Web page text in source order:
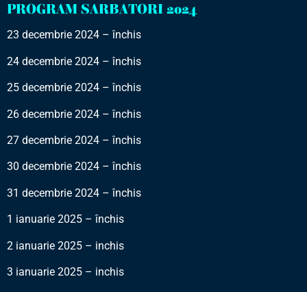
PROGRAM SARBATORI 2024
23 decembrie 2024 – închis
24 decembrie 2024 – închis
25 decembrie 2024 – închis
26 decembrie 2024 – închis
27 decembrie 2024 – închis
30 decembrie 2024 – închis
31 decembrie 2024 – închis
1 ianuarie 2025 – închis
2 ianuarie 2025 – inchis
3 ianuarie 2025 – inchis